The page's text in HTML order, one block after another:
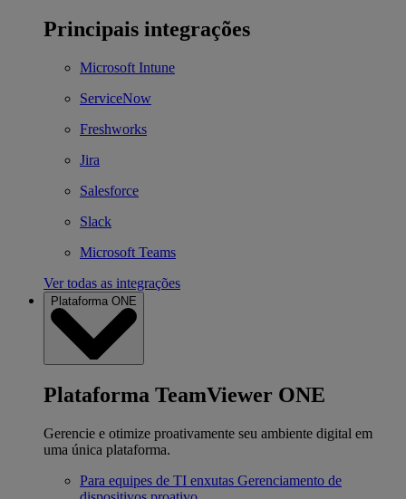
Principais integrações
Microsoft Intune
ServiceNow
Freshworks
Jira
Salesforce
Slack
Microsoft Teams
Ver todas as integrações
Plataforma ONE
Plataforma TeamViewer ONE
Gerencie e otimize proativamente seu ambiente digital em
uma única plataforma.
Para equipes de TI enxutas Gerenciamento de